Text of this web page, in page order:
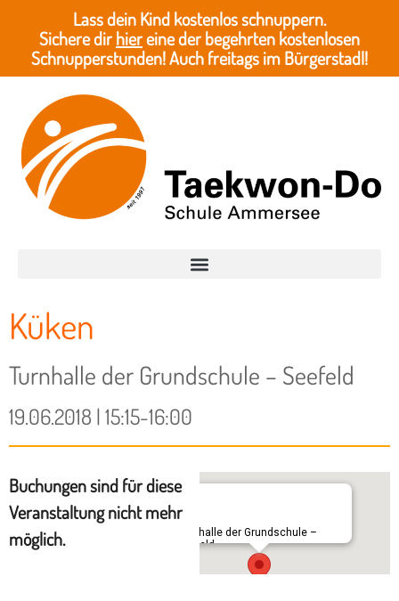
Lass dein Kind kostenlos schnuppern.
Sichere dirhiereine der begehrten kostenlosen
Schnupperstunden! Auch freitags im Bürgerstadl!
Küken
Turnhalle der Grundschule – Seefeld
19.06.2018 | 15:15-16:00
Buchungen sind für diese
Veranstaltung nicht mehr
möglich.
Turnhalle der Grundschule –
Seefeld
Ulrich-Haid-Straße 4 - Seefeld